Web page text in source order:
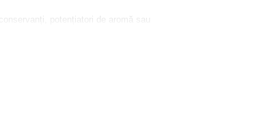
potențiatori de aromă sau
și flori, amestecul este îmbogățit cu